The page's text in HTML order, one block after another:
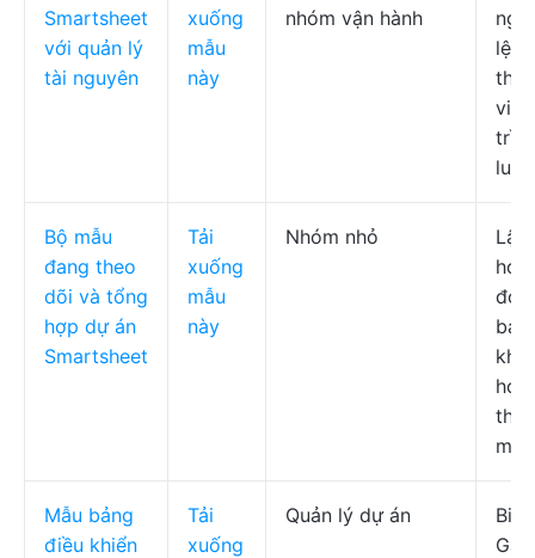
Smartsheet
với quản lý
tài nguyên
xuống
mẫu
này
nhóm vận hành
lệ
luận
Bộ mẫu
đang theo
dõi và tổng
hợp dự án
Smartsheet
Tải
xuống
mẫu
này
Nhóm nhỏ
Lập
mốc
Mẫu bảng
điều khiển
Tải
xuống
Quản lý dự án